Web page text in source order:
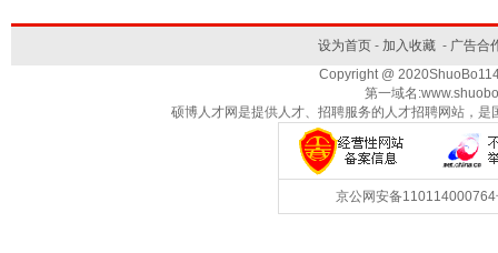
设为首页- 加入收藏- 广告合
Copyright @
第一域名
硕博人才网是提供人才、招聘服务的人才招聘网站，
京公网安备